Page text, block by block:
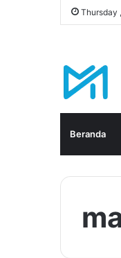
Thursday
Beranda